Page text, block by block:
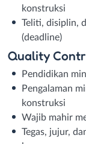
konstruksi
Teliti, disiplin,
(deadline)
Quality
Pendidikan
Pengalaman
konstruksi
Wajib mahir
Tegas, jujur,